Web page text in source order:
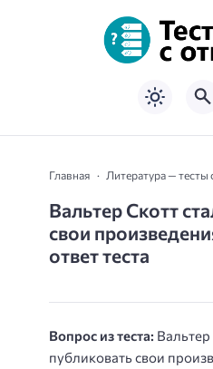
Главная Литература — тесты
Вальтер Скотт
свои
ответ теста
Вопрос из теста: Вальтер
публиковать свои